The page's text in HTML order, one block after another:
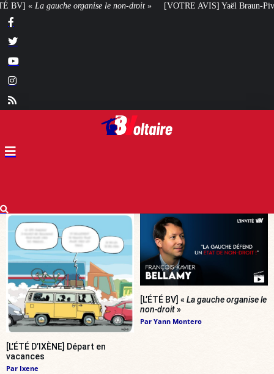
» [VOTRE AVIS] Yaël Braun-Pivet doit-elle renoncer à son projet
[L’ÉTÉ D’IXÈNE] Départ en
vacances
Par Ixene
[L’ÉTÉ BV] « La gauche organise le
non-droit»
Par Yann Montero